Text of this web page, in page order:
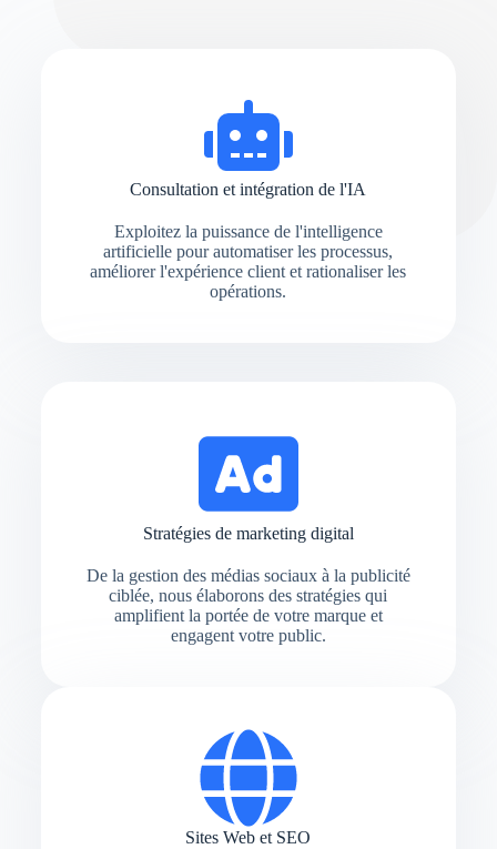
Consultation et intégration de l'IA
Exploitez la puissance de l'intelligence
artificielle pour automatiser les processus,
améliorer l'expérience client et rationaliser les
opérations.
Stratégies de marketing digital
De la gestion des médias sociaux à la publicité
ciblée, nous élaborons des stratégies qui
amplifient la portée de votre marque et
engagent votre public.
Sites Web et SEO